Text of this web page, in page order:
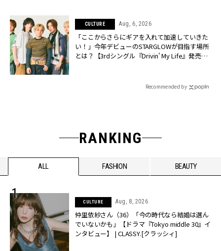
CULTURE Aug, 6, 2026
「ここからさらにギアを入れて加速していきた
い！」今年デビューのSTARGLOWが目指す場所
とは？【3rdシングル『Drivin' My Life』発売】 |
Recommended by
RANKING
ALL FASHION BEAUTY
CULTURE Aug, 8, 2026
仲里依紗さん（36）「今の時代なら結婚は選ん
でいないかも」【ドラマ『Tokyo middle 30』イ
ンタビュー】 | CLASSY.[クラッシィ]